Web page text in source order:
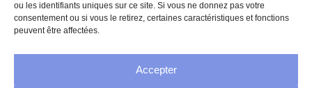
ou les identifiants uniques sur ce site. Si vous ne donnez pas votre
consentement ou si vous le retirez, certaines caractéristiques et fonctions
peuvent être affectées.
Accepter
Mentions légales